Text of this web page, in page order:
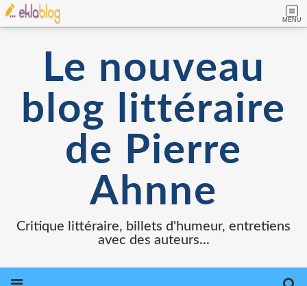
MENU
Le nouveau
blog littéraire
de Pierre
Ahnne
Critique littéraire, billets d'humeur, entretiens
avec des auteurs...